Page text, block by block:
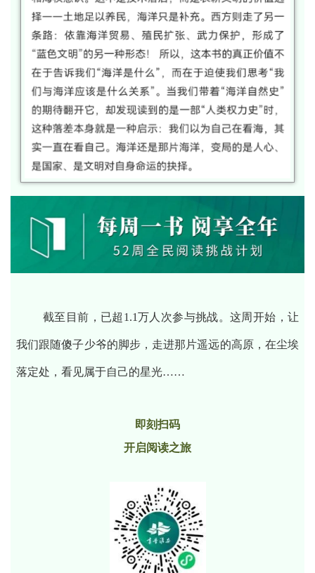
截至目前，已超1.1万人次参与挑战。这周开始，让
我们跟随傻子少爷的脚步，走进那片遥远的高原，在尘埃
落定处，看见属于自己的星光……
即刻扫码
开启阅读之旅